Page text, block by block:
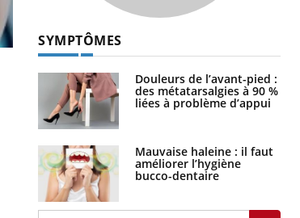
verres adaptés, c'est indispensable
pour la santé des yeux”
SYMPTÔMES
Douleurs de l’avant-pied :
des métatarsalgies à 90 %
liées à problème d’appui
Mauvaise haleine : il faut
améliorer l’hygiène
bucco-dentaire